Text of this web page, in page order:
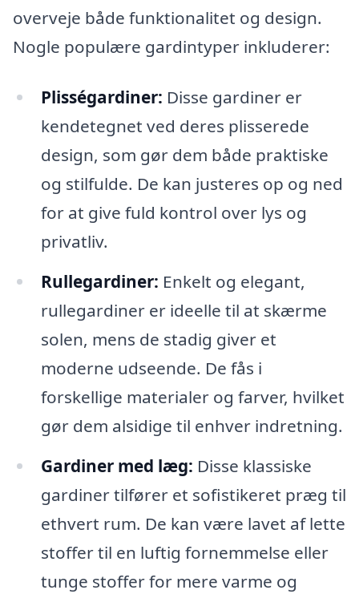
overveje både funktionalitet og design.
Nogle populære gardintyper inkluderer:
Plisségardiner: Disse gardiner er
kendetegnet ved deres plisserede
design, som gør dem både praktiske
og stilfulde. De kan justeres op og ned
for at give fuld kontrol over lys og
privatliv.
Rullegardiner: Enkelt og elegant,
rullegardiner er ideelle til at skærme
solen, mens de stadig giver et
moderne udseende. De fås i
forskellige materialer og farver, hvilket
gør dem alsidige til enhver indretning.
Gardiner med læg: Disse klassiske
gardiner tilfører et sofistikeret præg til
ethvert rum. De kan være lavet af lette
stoffer til en luftig fornemmelse eller
tunge stoffer for mere varme og